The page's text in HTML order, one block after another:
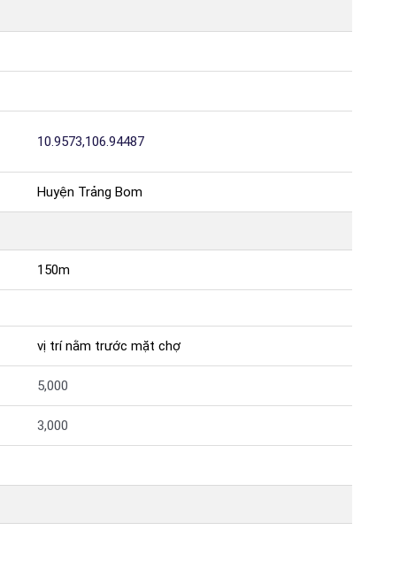
10.9573,106.94487
Huyện Trảng Bom
150m
vị trí nằm trước mặt chợ
5,000
3,000